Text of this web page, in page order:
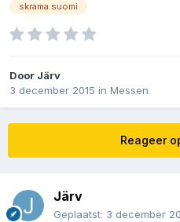
skrama suomi
Door Järv
3 december 2015 in Messen
Reageer
Järv
Geplaatst: 3 december